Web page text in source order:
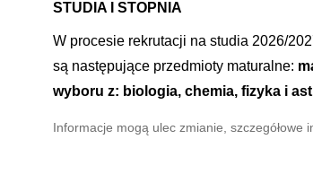
STUDIA I STOPNIA
W procesie rekrutacji na studia 2026/
są następujące przedmioty maturalne:
wyboru z: biologia, chemia, fizyka i
Informacje mogą ulec zmianie,